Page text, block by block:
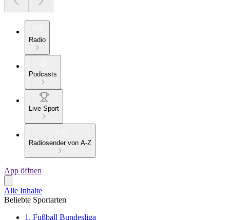
Radio
Podcasts
Live Sport
Radiosender von A-Z
App öffnen
Alle Inhalte
Beliebte Sportarten
1. Fußball Bundesliga